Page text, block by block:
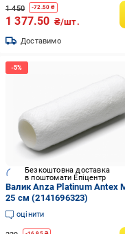
1 450 -72.50 ₴
1 377.50 ₴/шт.
Доставимо
Безкоштовна доставка
в поштомати Епіцентр
Валик Anza Platinum Antex
25 см (2141696323)
оцінити